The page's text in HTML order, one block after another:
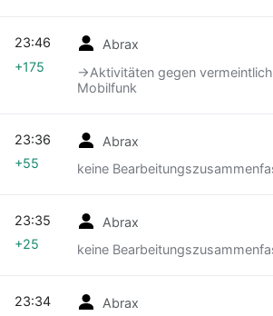
Abrax
→‎Aktivitäten gegen
Mobilfunk
23:46
+175
Abrax
keine
23:36
+55
Abrax
keine
23:35
+25
Abrax
23:34